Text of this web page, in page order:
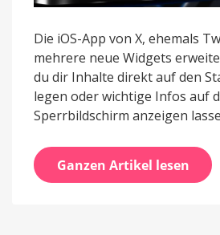
Die iOS-App von X, ehemals
mehrere neue Widgets
du dir Inhalte direkt auf den
legen oder wichtige Infos auf
Sperrbildschirm anzeigen
Ganzen Artikel lesen